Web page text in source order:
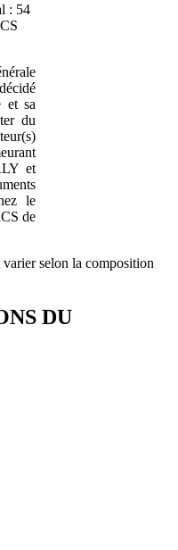
: 54
et sa
du
et
le
de
selon la composition
DU